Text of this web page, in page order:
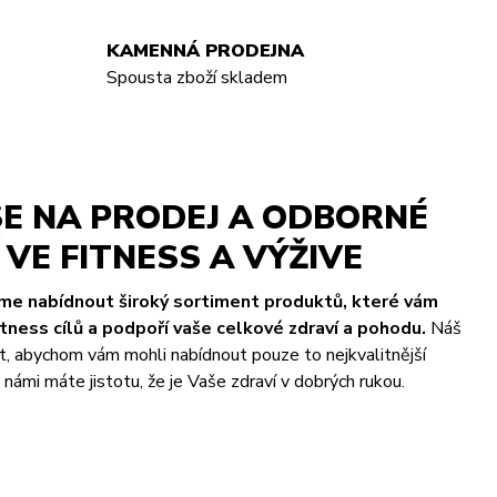
KAMENNÁ PRODEJNA
Spousta zboží skladem
NA PRODEJ A ODBORNÉ
FITNESS A VÝŽIVE
nabídnout široký sortiment produktů, které vám
cílů a podpoří vaše celkové zdraví a pohodu. Náš
abychom vám mohli nabídnout pouze to nejkvalitnější
máte jistotu, že je Vaše zdraví v dobrých rukou.